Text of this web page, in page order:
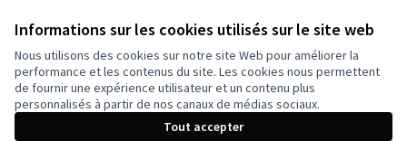
Informations sur les cookies utilisés sur le site web
Nous utilisons des cookies sur notre site Web pour améliorer la
performance et les contenus du site. Les cookies nous permettent
de fournir une expérience utilisateur et un contenu plus
personnalisés à partir de nos canaux de médias sociaux.
Tout accepter
CREER UN ESPACE DE CONVIVIALITE AU
JARDIN DU BELVEDERE
Porteur(s) de projet : - Atelier de vie de quartier des 3B-
Mehdi DavouseQuartier(s) concerné(s) : - Nancy Ouest-